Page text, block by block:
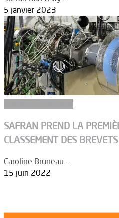
5 janvier 2023
SAFRAN PREND LA
CLASSEMENT DES BREVETS
Caroline Bruneau -
15 juin 2022